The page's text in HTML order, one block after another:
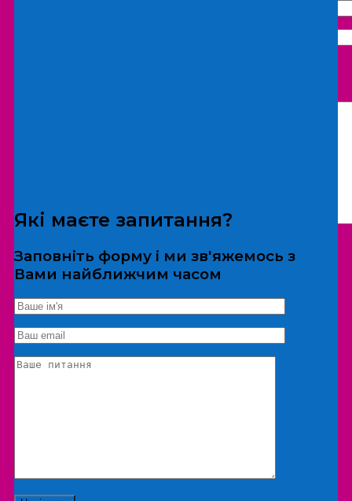
*Дані не передаються третім особам
Екскурсія/локація
Які маєте запитання?
Заповніть форму і ми зв'яжемось з
Вами найближчим часом